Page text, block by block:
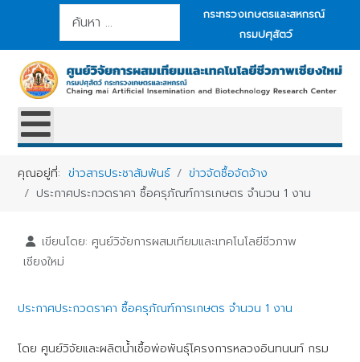
การค้นหา
กระทรวงเกษตรและสหกรณ์
กรมปศุสัตว์
คุณอยู่ที่:ข่าวสารประชาสัมพันธ์
ข่าวจัดซื้อจัดจ้าง
ประกาศประกวดราคา ซื้อครุภัณฑ์การเกษตร จำนวน 1 งาน
เขียนโดย: ศูนย์วิจัยการผสมเทียมและเทคโนโลยีชีวภาพ
เชียงใหม่
ประกาศประกวดราคา ซื้อครุภัณฑ์การเกษตร จำนวน 1 งาน
โดย ศูนย์วิจัยและผลิตน้ำเชื้อพ่อพันธุ์โครงการหลวงอินทนนท์ กรม